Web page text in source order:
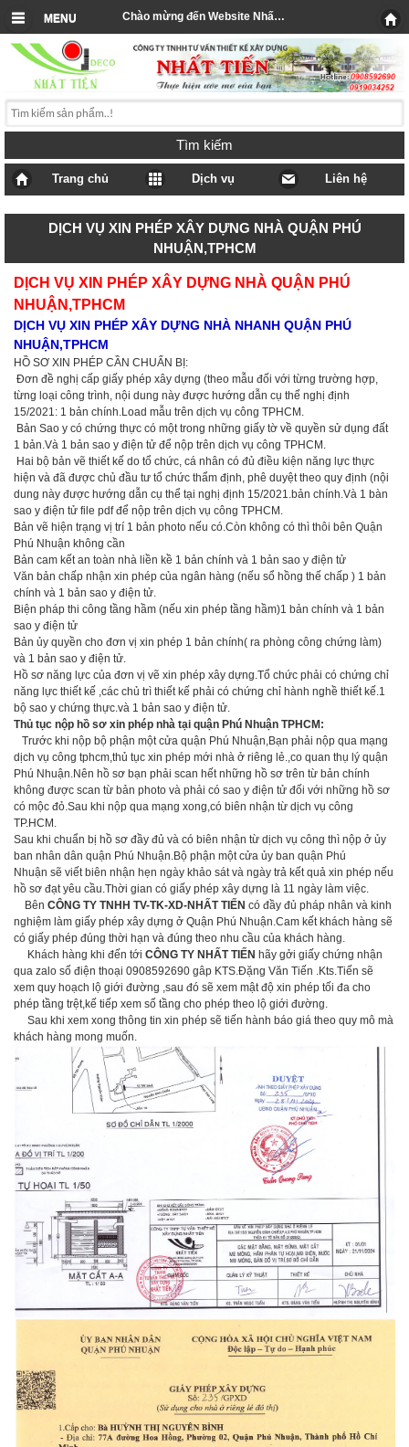
Chào mừng đến Website Nhất Tiến
MENU
Tìm kiếm
Trang chủ Dịch vụ Liên hệ
DỊCH VỤ XIN PHÉP XÂY DỰNG NHÀ QUẬN PHÚ
NHUẬN,TPHCM
DỊCH VỤ XIN PHÉP XÂY DỰNG NHÀ QUẬN PHÚ
NHUẬN,TPHCM
DỊCH VỤ XIN PHÉP XÂY DỰNG NHÀ NHANH QUẬN PHÚ
NHUẬN,TPHCM
HỒ SƠ XIN PHÉP CẦN CHUẨN BỊ:
Đơn đề nghị cấp giấy phép xây dựng (theo mẫu đối với từng trường hợp,
từng loại công trình, nội dung này được hướng dẫn cụ thể nghị định
15/2021: 1 bản chính.Load mẫu trên dịch vụ công TPHCM.
Bản Sao y có chứng thực có một trong những giấy tờ về quyền sử dụng đất
1 bản.Và 1 bản sao y điện tử để nộp trên dịch vụ công TPHCM.
Hai bộ bản vẽ thiết kế do tổ chức, cá nhân có đủ điều kiện năng lực thực
hiện và đã được chủ đầu tư tổ chức thẩm định, phê duyệt theo quy định (nội
dung này được hướng dẫn cụ thể tại nghị định 15/2021.bản chính.Và 1 bàn
sao y điện tử file pdf để nộp trên dịch vụ công TPHCM.
Bản vẽ hiện trạng vị trí 1 bản photo nếu có.Còn không có thì thôi bên Quận
Phú Nhuận không cần
Bản cam kết an toàn nhà liền kề 1 bản chính và 1 bản sao y điện tử
Văn bản chấp nhận xin phép của ngân hàng (nếu sổ hồng thế chấp ) 1 bản
chính và 1 bản sao y điện tử.
Biện pháp thi công tầng hầm (nếu xin phép tầng hầm)1 bản chính và 1 bản
sao y điện tử
Bản ủy quyền cho đơn vị xin phép 1 bản chính( ra phòng công chứng làm)
và 1 bản sao y điện tử.
Hồ sơ năng lực của đơn vị vẽ xin phép xây dựng.Tổ chức phải có chứng chỉ
năng lực thiết kế ,các chủ trì thiết kế phải có chứng chỉ hành nghề thiết kế.1
bộ sao y chứng thực.và 1 bản sao y điện tử.
Thủ tục nộp hồ sơ xin phép nhà tại quận Phú Nhuận TPHCM:
Trước khi nộp bộ phận một cửa quận Phú Nhuận,Bạn phải nộp qua mạng
dịch vụ công tphcm,thủ tục xin phép mới nhà ở riêng lẻ.,co quan thụ lý quận
Phú Nhuận.Nên hồ sơ bạn phải scan hết những hồ sơ trên từ bản chính
không được scan từ bản photo và phải có sao y điện tử đối với những hồ sơ
có mộc đỏ.Sau khi nộp qua mạng xong,có biên nhận từ dịch vụ công
TP.HCM.
Sau khi chuẩn bị hồ sơ đầy đủ và có biên nhận từ dịch vụ công thì nộp ở ủy
ban nhân dân quận Phú Nhuận.Bộ phận một cửa ủy ban quận Phú
Nhuận sẽ viết biên nhận hẹn ngày khảo sát và ngày trả kết quả xin phép nếu
hồ sơ đạt yêu cầu.Thời gian có giấy phép xây dựng là 11 ngày làm việc.
Bên CÔNG TY TNHH TV-TK-XD-NHẤT TIẾN có đầy đủ pháp nhân và kinh
nghiệm làm giấy phép xây dựng ở Quận Phú Nhuận.Cam kết khách hàng sẽ
có giấy phép đúng thời hạn và đúng theo nhu cầu của khách hàng.
Khách hàng khi đến tới CÔNG TY NHẤT TIẾN hãy gởi giấy chứng nhận
qua zalo số điện thoại 0908592690 gâp KTS.Đặng Văn Tiến .Kts.Tiến sẽ
xem quy hoạch lộ giới đường ,sau đó sẽ xem mật độ xin phép tối đa cho
phép tầng trệt,kế tiếp xem số tầng cho phép theo lộ giới đường.
Sau khi xem xong thông tin xin phép sẽ tiến hành báo giá theo quy mô mà
khách hàng mong muốn.